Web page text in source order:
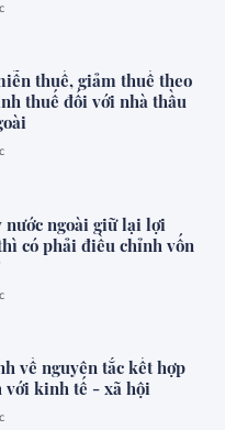
thuế, giảm thuế theo
thuế đối với nhà thầu
nước ngoài giữ lại lợi
có phải điều chỉnh vốn
về nguyên tắc kết hợp
với kinh tế - xã hội